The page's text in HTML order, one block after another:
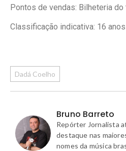
Pontos de vendas: Bilheteria
Classificação indicativa: 16 anos
Dadá Coelho
Bruno Barreto
Repórter Jornalista
destaque nas
nomes da música